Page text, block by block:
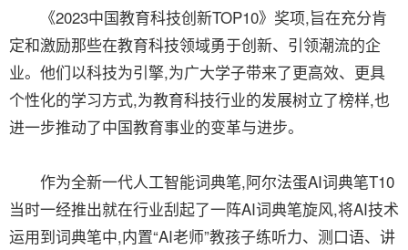
《2023中国教育科技创新TOP10》奖项,旨在充分肯
定和激励那些在教育科技领域勇于创新、引领潮流的企
业。他们以科技为引擎,为广大学子带来了更高效、更具
个性化的学习方式,为教育科技行业的发展树立了榜样,也
进一步推动了中国教育事业的变革与进步。
作为全新一代人工智能词典笔,阿尔法蛋AI词典笔T10
当时一经推出就在行业刮起了一阵AI词典笔旋风,将AI技术
运用到词典笔中,内置“AI老师”教孩子练听力、测口语、讲